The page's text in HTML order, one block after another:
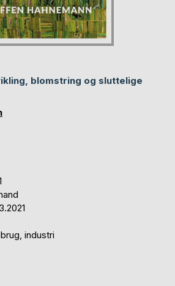
blomstring og sluttelige
industri